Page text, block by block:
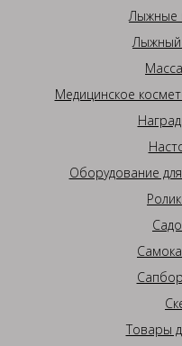
Лыжные
Лыжный
Медицинское
Оборудование
Товары